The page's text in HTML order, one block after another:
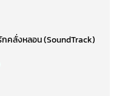
คลั่งหลอน (SoundTrack)